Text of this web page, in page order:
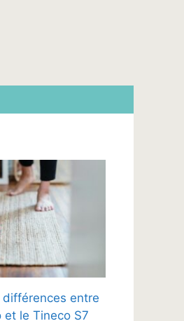
entre
et le Tineco S7